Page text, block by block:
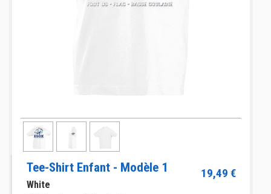
Tee-Shirt Enfant - Modèle 1 19,49 €
White